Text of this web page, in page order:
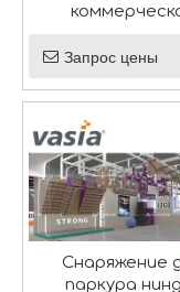
О развлечениях
Запрос цены
Снаряжение
паркура